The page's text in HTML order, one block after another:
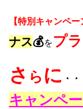
【特別キャンペー
ナス💰をプ
さ ら に ・・
キャンペ